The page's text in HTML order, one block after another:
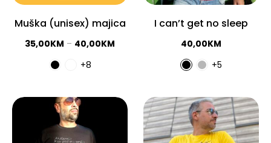
Muška (unisex) majica
35,00KM – 40,00KM
+8
I can’t get no sleep
40,00KM
+5